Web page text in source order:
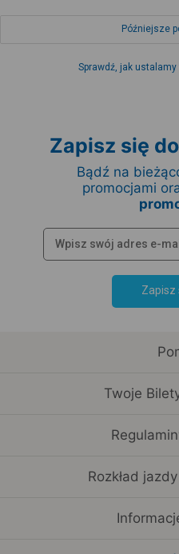
Późniejsze
Sprawdź, jak
Zapisz się
Bądź na
promocjami
Zapisz
Twoje
Rozkład